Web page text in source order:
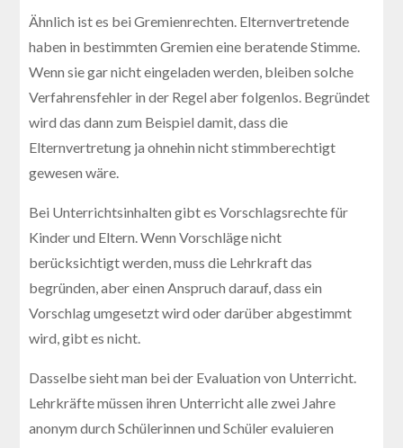
Ähnlich ist es bei Gremienrechten. Elternvertretende
haben in bestimmten Gremien eine beratende Stimme.
Wenn sie gar nicht eingeladen werden, bleiben solche
Verfahrensfehler in der Regel aber folgenlos. Begründet
wird das dann zum Beispiel damit, dass die
Elternvertretung ja ohnehin nicht stimmberechtigt
gewesen wäre.
Bei Unterrichtsinhalten gibt es Vorschlagsrechte für
Kinder und Eltern. Wenn Vorschläge nicht
berücksichtigt werden, muss die Lehrkraft das
begründen, aber einen Anspruch darauf, dass ein
Vorschlag umgesetzt wird oder darüber abgestimmt
wird, gibt es nicht.
Dasselbe sieht man bei der Evaluation von Unterricht.
Lehrkräfte müssen ihren Unterricht alle zwei Jahre
anonym durch Schülerinnen und Schüler evaluieren